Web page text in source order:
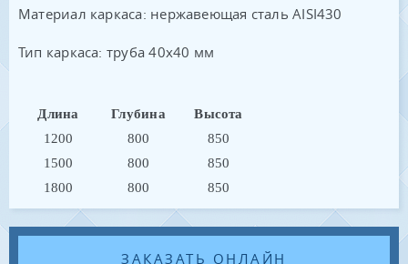
Материал каркаса: нержавеющая сталь AISI430
Тип каркаса: труба 40х40 мм
Длина Глубина
Высота
1200
800
850
1500
800
850
1800
800 850
ЗАКАЗАТЬ ОНЛАЙН